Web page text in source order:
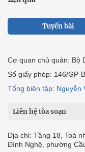
Tuyến bài
Cơ quan chủ quản: Bộ
Số giấy phép: 146/GP-
Tổng biên tập: Nguyễn
Liên hệ tòa soạn
Địa chỉ: Tầng 18, Toà
Đình Nghệ, phường